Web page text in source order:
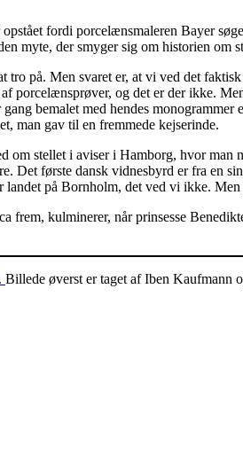
fordi porcelænsmaleren Bayer
myte, der smyger sig om historien om
på. Men svaret er, at vi ved det
og det er der ikke.
bemalet med hendes
man gav til en fremmede kejserinde.
stellet i aviser i Hamborg, hvor
Det første dansk vidnesbyrd er fra en
på Bornholm, det ved vi ikke.
kulminerer, når prinsesse
Billede øverst er taget af Iben Kaufmann